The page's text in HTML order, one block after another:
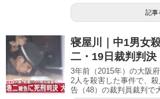
記事
寝屋川｜中1男女
二・19日裁判判決
3年前（2015年）の大阪
2人を殺害した事件で、
告（48）の裁判員裁判で